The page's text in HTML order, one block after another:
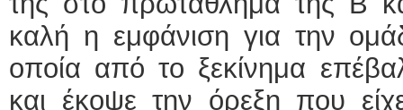
καλή η εμφάνιση για την
οποία από το ξεκίνημα
και έκοψε την όρεξη που